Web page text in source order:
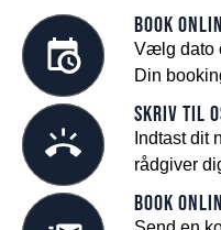
Book
Vælg dato
Din
Skriv til
Indtast dit
rådgiver
Book